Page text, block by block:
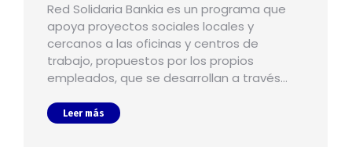
Red Solidaria Bankia es un programa que
apoya proyectos sociales locales y
cercanos a las oficinas y centros de
trabajo, propuestos por los propios
empleados, que se desarrollan a través…
Leer más